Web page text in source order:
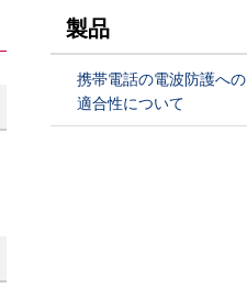
製品
携帯電話の電波防護への
適合性について